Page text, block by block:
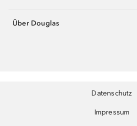
Über Douglas
Datenschutz
Impressum